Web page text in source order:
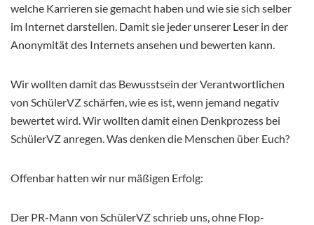
welche Karrieren sie gemacht haben und wie sie sich selber
im Internet darstellen. Damit sie jeder unserer Leser in der
Anonymität des Internets ansehen und bewerten kann.
Wir wollten damit das Bewusstsein der Verantwortlichen
von SchülerVZ schärfen, wie es ist, wenn jemand negativ
bewertet wird. Wir wollten damit einen Denkprozess bei
SchülerVZ anregen. Was denken die Menschen über Euch?
Offenbar hatten wir nur mäßigen Erfolg:
Der PR-Mann von SchülerVZ schrieb uns, ohne Flop-